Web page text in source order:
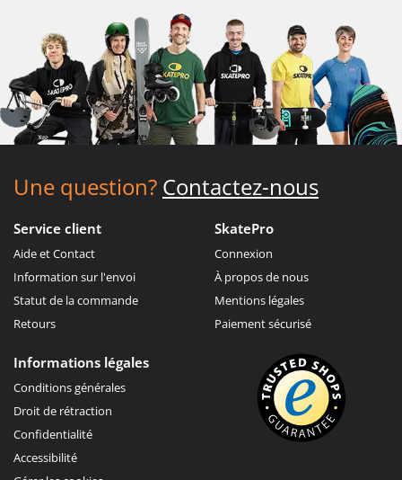
Une question? Contactez-nous
Service client
Aide et Contact
Information sur l'envoi
Statut de la commande
Retours
SkatePro
Connexion
À propos de nous
Mentions légales
Paiement sécurisé
Informations légales
Conditions générales
Droit de rétraction
Confidentialité
Accessibilité